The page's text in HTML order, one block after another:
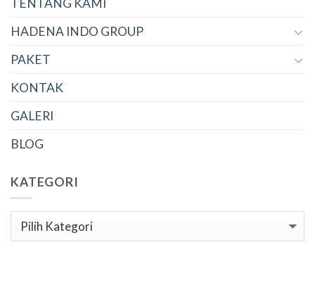
TENTANG KAMI
HADENA INDO GROUP
PAKET
KONTAK
GALERI
BLOG
KATEGORI
Kategori